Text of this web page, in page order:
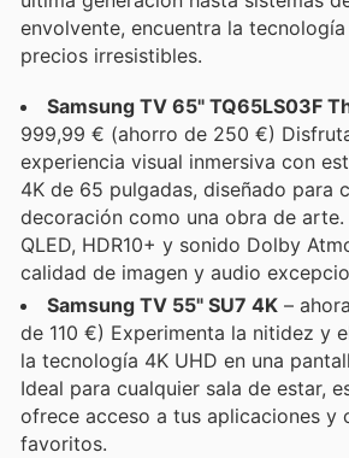
envolvente, encuentra la
precios irresistibles.
Samsung TV 65" TQ65LS03F
999,99 € (ahorro de 250 €)
experiencia visual inmersiva con
4K de 65 pulgadas, diseñado para
decoración como una obra de
QLED, HDR10+ y sonido Dolby
calidad de imagen y audio
Samsung TV 55" SU7 4K –
de 110 €) Experimenta la nitidez y
la tecnología 4K UHD en una
Ideal para cualquier sala de estar,
ofrece acceso a tus aplicaciones y
favoritos.